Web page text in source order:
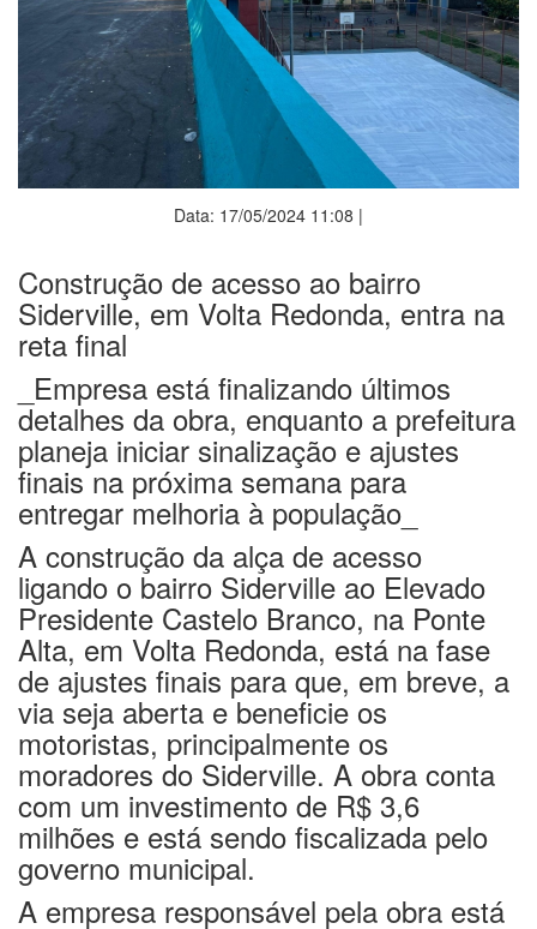
Data: 17/05/2024 11:08 |
Construção de acesso ao bairro
Siderville, em Volta Redonda, entra na
reta final
_Empresa está finalizando últimos
detalhes da obra, enquanto a prefeitura
planeja iniciar sinalização e ajustes
finais na próxima semana para
entregar melhoria à população_
A construção da alça de acesso
ligando o bairro Siderville ao Elevado
Presidente Castelo Branco, na Ponte
Alta, em Volta Redonda, está na fase
de ajustes finais para que, em breve, a
via seja aberta e beneficie os
motoristas, principalmente os
moradores do Siderville. A obra conta
com um investimento de R$ 3,6
milhões e está sendo fiscalizada pelo
governo municipal.
A empresa responsável pela obra está